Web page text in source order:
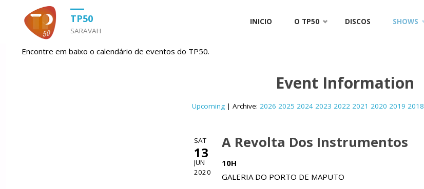
TP50
SARAVAH
INICIO O TP50 DISCOS SHOWS
HOMESHOWS
Encontre em baixo o calendário de eventos do TP50.
Event Information
Upcoming | Archive: 2026 2025 2024 2023 2022 2021 2020 2019 2018
SAT
13
JUN
2020
A Revolta Dos Instrumentos
10H
GALERIA DO PORTO DE MAPUTO